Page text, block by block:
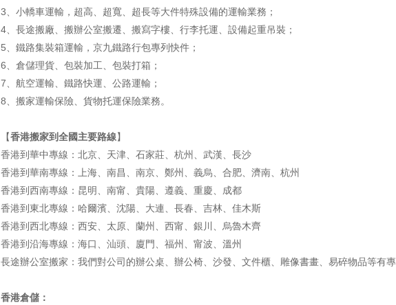
3、小轎車運輸，超高、超寬、超長等大件特殊設備的運輸業務；
4、長途搬廠、搬辦公室搬遷、搬寫字樓、行李托運、設備起重吊裝；
5、鐵路集裝箱運輸，京九鐵路行包專列快件；
6、倉儲理貨、包裝加工、包裝打箱；
7、航空運輸、鐵路快運、公路運輸；
8、搬家運輸保險、貨物托運保險業務。
【香港搬家到全國主要路線】
香港到華中專線：北京、天津、石家莊、杭州、武漢、長沙
香港到華南專線：上海、南昌、南京、鄭州、義烏、合肥、濟南、杭州
香港到西南專線：昆明、南甯、貴陽、遵義、重慶、成都
香港到東北專線：哈爾濱、沈陽、大連、長春、吉林、佳木斯
香港到西北專線：西安、太原、蘭州、西甯、銀川、烏魯木齊
香港到沿海專線：海口、汕頭、廈門、福州、甯波、溫州
長途辦公室搬家：我們對公司的辦公桌、辦公椅、沙發、文件櫃、雕像書畫、易碎物品等有專
香港倉儲：